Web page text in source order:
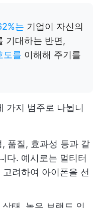
는 기업이 자신의
기대하는 반면,
도를 이해해 주기를
가지 범주로 나뉩니
품질, 효과성 등과 같
다. 예시로는 멀티터
려하여 아이폰을 선